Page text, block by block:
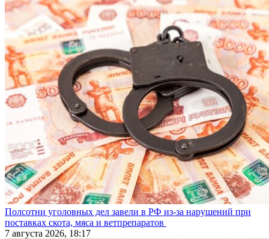
Полсотни уголовных дел завели в РФ из-за нарушений при
поставках скота, мяса и ветпрепаратов
7 августа 2026, 18:17